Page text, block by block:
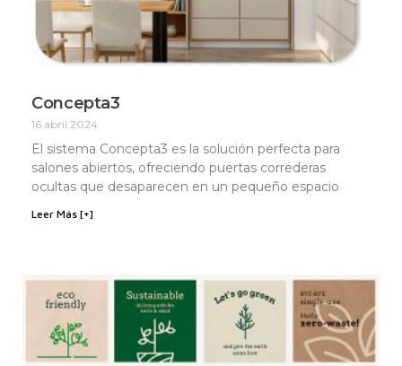
Concepta3
16 abril 2024
El sistema Concepta3 es la solución perfecta para
salones abiertos, ofreciendo puertas correderas
ocultas que desaparecen en un pequeño espacio
Leer Más [+]